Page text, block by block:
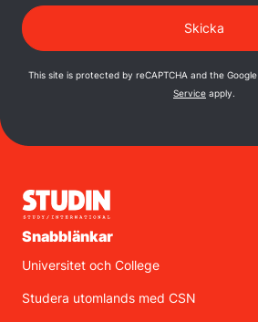
This site is protected by reCAPTCHA and the Google
Service apply.
Snabblänkar
Universitet och College
Studera utomlands med CSN